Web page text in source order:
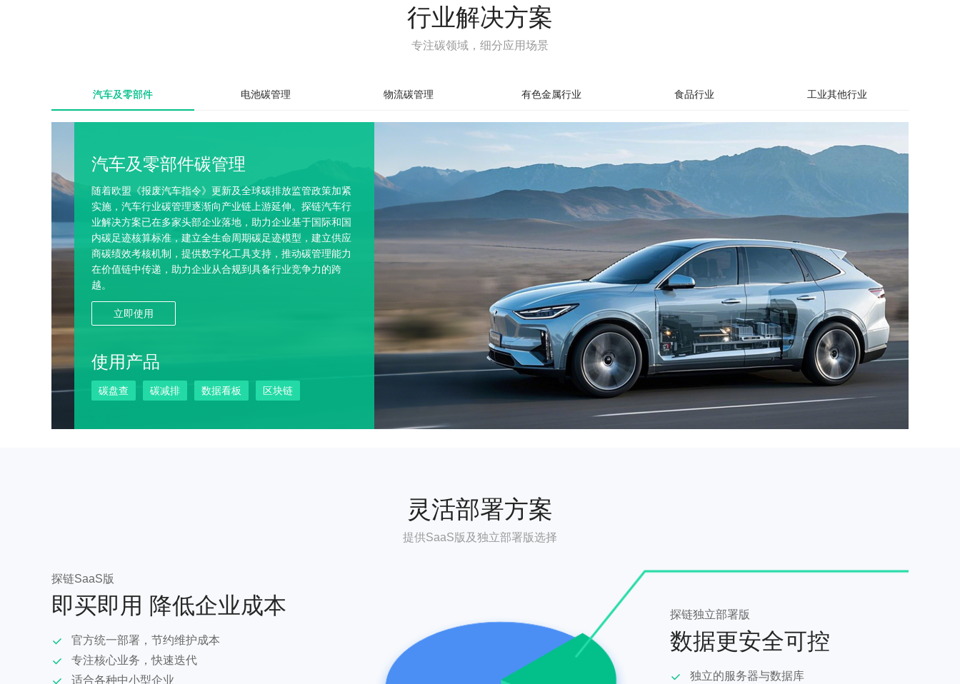
行业解决方案
专注碳领域，细分应用场景
汽车及零部件 电池碳管理 物流碳管理 有色金属行业 食品行业 工业其他行业
汽车及零部件碳管理
随着欧盟《报废汽车指令》更新及全球碳排放监管政策加紧
实施，汽车行业碳管理逐渐向产业链上游延伸。探链汽车行
业解决方案已在多家头部企业落地，助力企业基于国际和国
内碳足迹核算标准，建立全生命周期碳足迹模型，建立供应
商碳绩效考核机制，提供数字化工具支持，推动碳管理能力
在价值链中传递，助力企业从合规到具备行业竞争力的跨
越。
立即使用
使用产品
碳盘查 碳减排 数据看板 区块链
灵活部署方案
提供SaaS版及独立部署版选择
探链SaaS版
即买即用 降低企业成本
官方统一部署，节约维护成本
专注核心业务，快速迭代
适合各种中小型企业
探链独立部署版
数据更安全可控
独立的服务器与数据库